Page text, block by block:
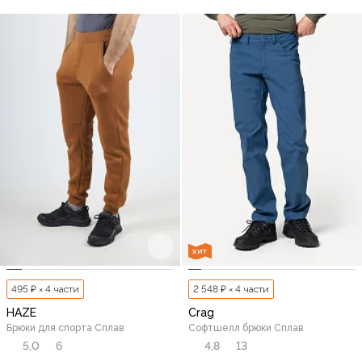
495 ₽ × 4 части
HAZE
Брюки для спорта Сплав
5,0 6
ХИТ
2 548 ₽ × 4 части
Crag
Софтшелл брюки Сплав
4,8 13